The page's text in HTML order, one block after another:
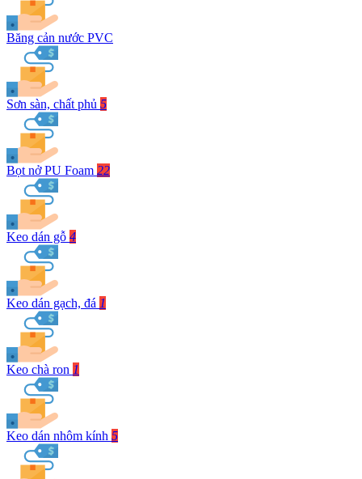
Băng cản nước PVC
Sơn sàn, chất phủ 5
Bọt nở PU Foam 22
Keo dán gỗ 4
Keo dán gạch, đá 1
Keo chà ron 1
Keo dán nhôm kính 5